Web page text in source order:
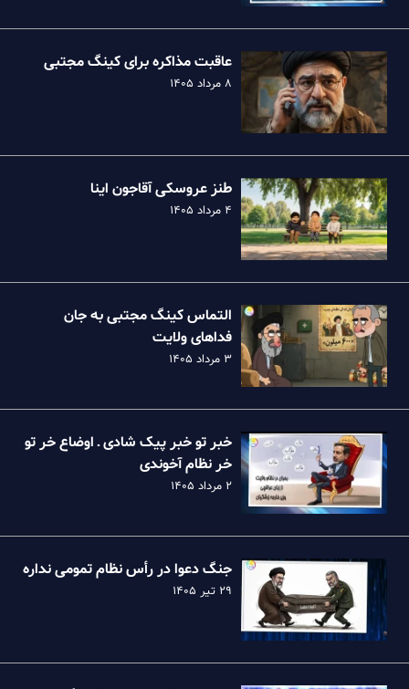
عاقبت مذاکره برای کینگ مجتبی
۸ مرداد ۱۴۰۵
طنز عروسکی آقاجون اینا
۴ مرداد ۱۴۰۵
التماس کینگ مجتبی به جان
فداهای ولایت
۳ مرداد ۱۴۰۵
خبر تو خبر پیک شادی ـ اوضاع خر تو
خر نظام آخوندی
۲ مرداد ۱۴۰۵
جنگ دعوا در رأس نظام تمومی نداره
۲۹ تیر ۱۴۰۵